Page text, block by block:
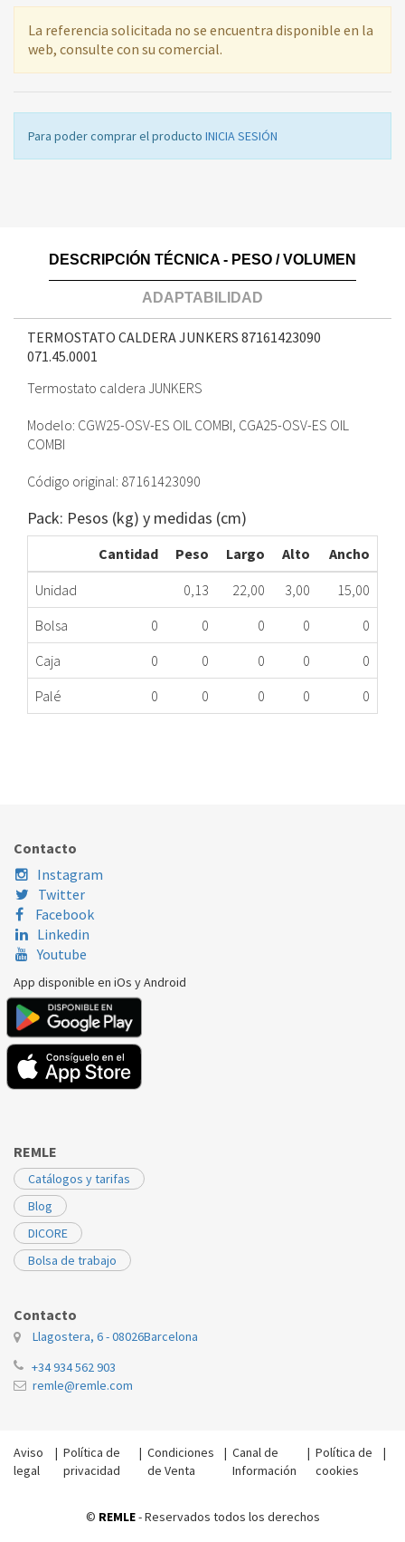
La referencia solicitada no se encuentra disponible en la
web, consulte con su comercial.
Para poder comprar el producto INICIA SESIÓN
DESCRIPCIÓN TÉCNICA - PESO / VOLUMEN
ADAPTABILIDAD
TERMOSTATO CALDERA JUNKERS 87161423090
071.45.0001
Termostato caldera JUNKERS
Modelo: CGW25-OSV-ES OIL COMBI, CGA25-OSV-ES OIL
COMBI
Código original: 87161423090
Pack: Pesos (kg) y medidas (cm)
Cantidad Peso Largo Alto
Ancho
Unidad
0,13 22,00 3,00
15,00
Bolsa
0 0 0 0
0
Caja
0 0 0 0
0
Palé
0 0 0 0 0
JUNKERS/BOSCH
JUNKERS/BOSCH
Contacto
Instagram
Twitter
Facebook
Linkedin
Youtube
App disponible en iOs y Android
REMLE
Catálogos y tarifas
Blog
DICORE
Bolsa de trabajo
Contacto
Llagostera, 6 - 08026Barcelona
+34 934 562 903
remle@remle.com
Aviso
legal
| Política de
privacidad
|Condiciones
de Venta
|Canal de
Información
| Política de
cookies
|
© REMLE- Reservados todos los derechos